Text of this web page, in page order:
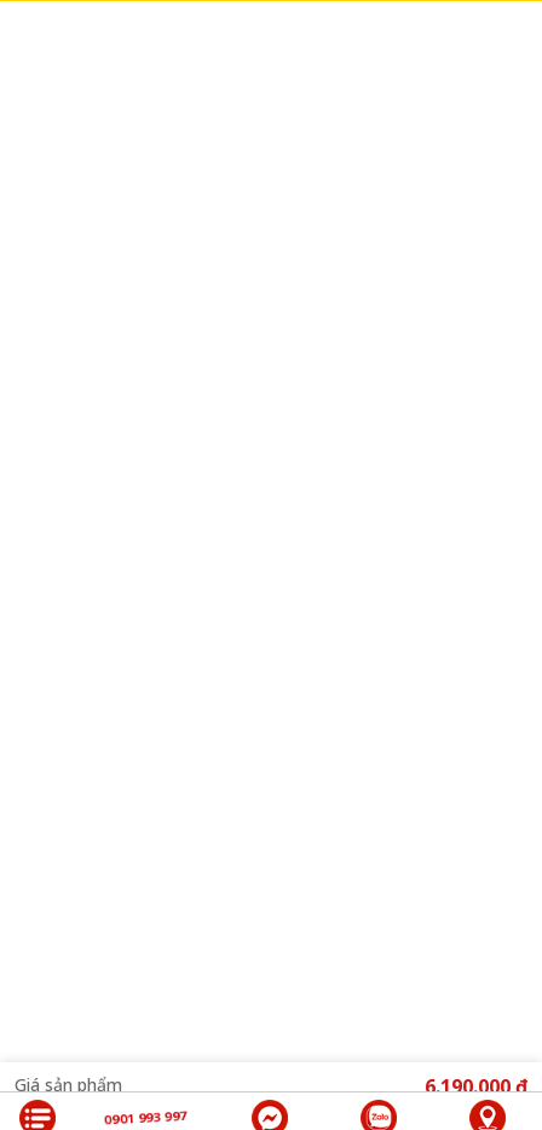
Micro NEKO MP2600 được trang bị cảm biến gia tốc hiện đại, tự động
Giá sản phẩm 6.190.000 ₫
0901 993 997